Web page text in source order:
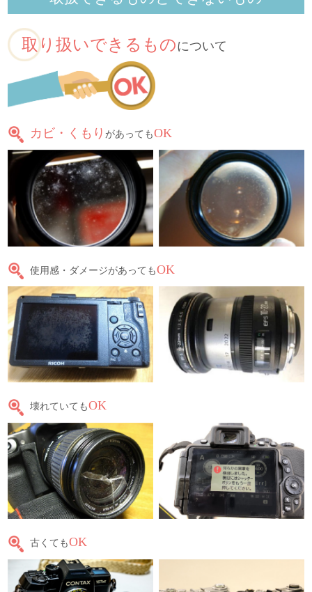
取り扱いできるものについて
カビ・くもり があってもOK
使用感・ダメージがあってもOK
壊れていてもOK
古くてもOK